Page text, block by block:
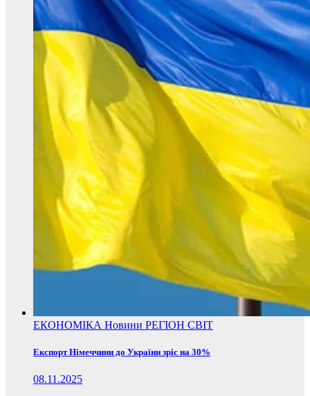
ЕКОНОМІКА Новини РЕГІОН СВІТ
Експорт Німеччини до України зріс на 30%
08.11.2025